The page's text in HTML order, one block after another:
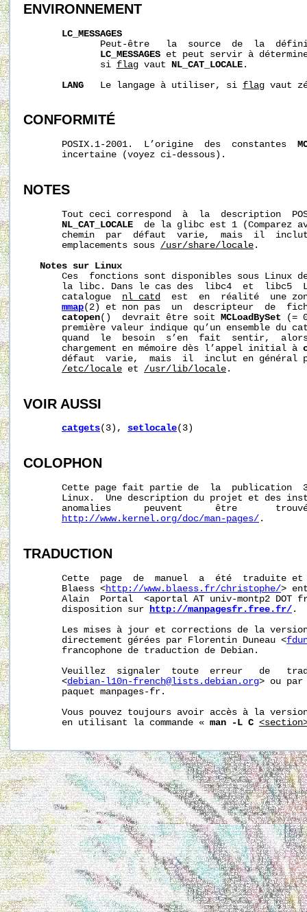
ENVIRONNEMENT
LC_MESSAGES
Peut-être   la  source  de  la
LC_MESSAGES et peut servir à
              si
flag vaut NL_CAT_LOCALE .
LANG
   Le langage à utiliser, si
flag vaut
CONFORMITÉ
       POSIX.1-2001.  L’origine  des  constantes
       incertaine (voyez ci-dessous).
NOTES
Tout ceci correspond  à  la  description
NL_CAT_LOCALE
de la glibc est 1 (Comparez
chemin  par  défaut  varie,  mais  il
       emplacements sous
/usr/share/locale .
Notes sur
Linux
Ces  fonctions sont disponibles sous Linux
la libc. Dans le cas des  libc4  et  libc5
       catalogue
nl_catd
est  en  réalité  une
mmap(2) et non pas  un  descripteur  de
catopen()  devrait être soit MCLoadBySet (=
première valeur indique qu’un ensemble du
quand  le  besoin  s’en  fait  sentir,
       chargement en mémoire dès l’appel initial à
défaut  varie,  mais  il  inclut en général
/etc/locale et /usr/lib/locale .
VOIR AUSSI
catgets(3), setlocale(3)
COLOPHON
Cette page fait partie de  la  publication
Linux.  Une description du projet et des
anomalies      peuvent      être
http://www.kernel.org/doc/man-pages/ .
TRADUCTION
Cette  page  de  manuel  a  été  traduite
       Blaess <
http://www.blaess.fr/christophe/>
Alain  Portal  <aportal AT univ-montp2 DOT
       disposition sur
http://manpagesfr.free.fr/ .
Les mises à jour et corrections de la
       directement gérées par Florentin Duneau <
       francophone de traduction de Debian.
Veuillez  signaler  toute  erreur   de
       <
debian-l10n-french@lists.debian.org> ou par
       paquet manpages-fr.
Vous pouvez toujours avoir accès à la
       en utilisant la commande «
man -L C